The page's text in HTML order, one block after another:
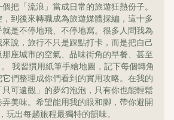
把「流浪」當成日常的旅遊狂熱份子。
到後來轉職成為旅遊媒體採編，這十多
是不停地飛、不停地寫。很多人問我為
說，旅行不只是踩點打卡，而是把自己
座城市的空氣、品味街角的早餐、甚至
我習慣用紙筆手繪地圖，記下每個轉角
們整理成你們看到的實用攻略。在我的
可遠觀」的夢幻泡泡，只有你也能輕鬆
美味。希望能用我的眼和腳，帶你避開
玩出每趟旅程最獨特的韻味。